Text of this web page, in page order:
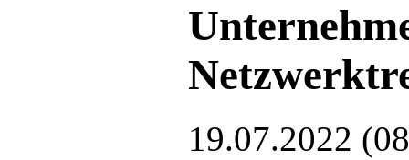
19.07.2022